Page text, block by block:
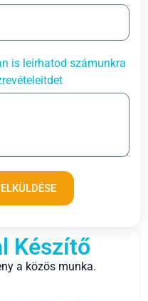
Készítő
a közös munka.
is leírhatod számunkra